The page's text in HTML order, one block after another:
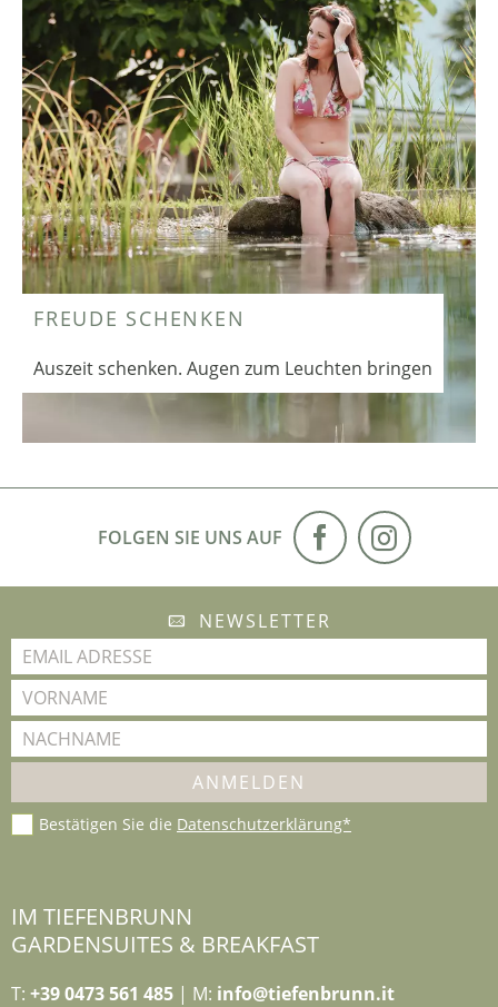
FREUDE SCHENKEN
Auszeit schenken. Augen zum Leuchten bringen
FOLGEN SIE UNS AUF
NEWSLETTER
Bestätigen Sie die Datenschutzerklärung*
IM TIEFENBRUNN
GARDENSUITES & BREAKFAST
T: +39 0473 561 485 | M: info@tiefenbrunn.it